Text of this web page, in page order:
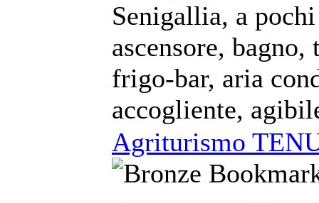
Senigallia, a
ascensore,
frigo-bar, aria
accogliente,
Agriturismo